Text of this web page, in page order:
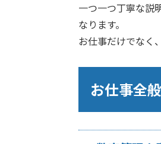
一つ一つ丁寧な説
なります。
お仕事だけでなく
お仕事全